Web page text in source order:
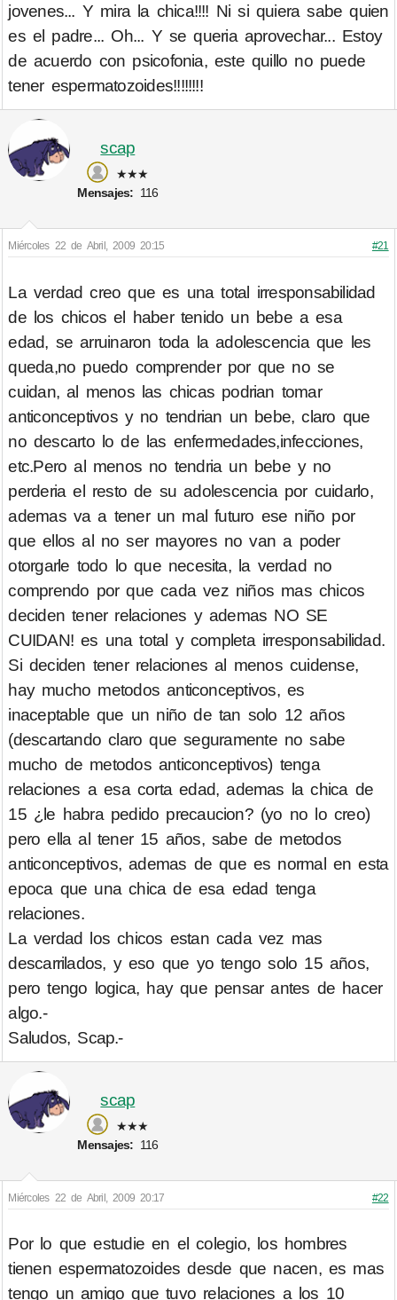
jovenes... Y mira la chica!!!! Ni si quiera sabe quien
es el padre... Oh... Y se queria aprovechar... Estoy
de acuerdo con psicofonia, este quillo no puede
tener espermatozoides!!!!!!!!
scap
★★★
Mensajes: 116
Miércoles 22 de Abril, 2009 20:15 #21
La verdad creo que es una total irresponsabilidad
de los chicos el haber tenido un bebe a esa
edad, se arruinaron toda la adolescencia que les
queda,no puedo comprender por que no se
cuidan, al menos las chicas podrian tomar
anticonceptivos y no tendrian un bebe, claro que
no descarto lo de las enfermedades,infecciones,
etc.Pero al menos no tendria un bebe y no
perderia el resto de su adolescencia por cuidarlo,
ademas va a tener un mal futuro ese niño por
que ellos al no ser mayores no van a poder
otorgarle todo lo que necesita, la verdad no
comprendo por que cada vez niños mas chicos
deciden tener relaciones y ademas NO SE
CUIDAN! es una total y completa irresponsabilidad.
Si deciden tener relaciones al menos cuidense,
hay mucho metodos anticonceptivos, es
inaceptable que un niño de tan solo 12 años
(descartando claro que seguramente no sabe
mucho de metodos anticonceptivos) tenga
relaciones a esa corta edad, ademas la chica de
15 ¿le habra pedido precaucion? (yo no lo creo)
pero ella al tener 15 años, sabe de metodos
anticonceptivos, ademas de que es normal en esta
epoca que una chica de esa edad tenga
relaciones.
La verdad los chicos estan cada vez mas
descarrilados, y eso que yo tengo solo 15 años,
pero tengo logica, hay que pensar antes de hacer
algo.-
Saludos, Scap.-
scap
★★★
Mensajes: 116
Miércoles 22 de Abril, 2009 20:17 #22
Por lo que estudie en el colegio, los hombres
tienen espermatozoides desde que nacen, es mas
tengo un amigo que tuvo relaciones a los 10